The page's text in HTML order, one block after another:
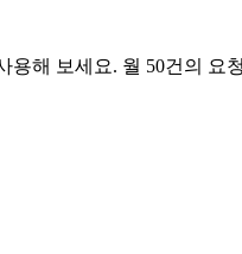
용해 보세요. 월 50건의 요